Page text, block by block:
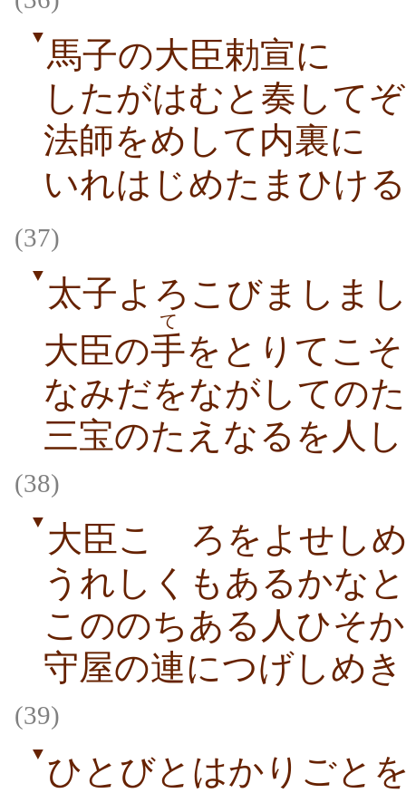
▼ 馬子の大臣勅宣に
したがはむと奏してぞ
法師をめして内裏に
いれはじめたまひける
(37)
▼ 太子よろこびましま
大臣の手
て
をとりてこそ
なみだをながしての
三宝のたえなるを人
(38)
▼ 大臣こゝろをよせし
うれしくもあるかな
こののちある人ひそ
守屋の連につげしめき
(39)
▼ ひとびとはかりごと